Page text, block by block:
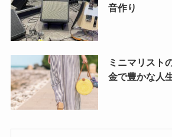
音作り
ミニマリスト
金で豊かな人